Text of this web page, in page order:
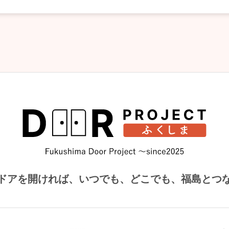
アを開ければ、 いつでも、どこでも、福島とつ